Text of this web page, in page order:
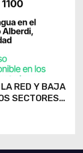
RED Y BAJA
SECTORES